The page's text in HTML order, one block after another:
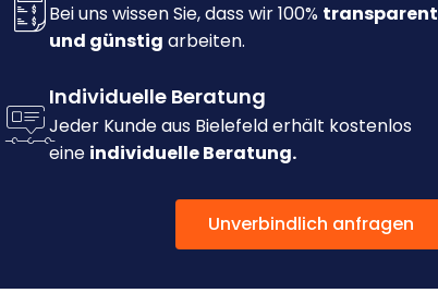
Bei uns wissen Sie, dass wir 100% transparent
und günstig arbeiten.
Individuelle Beratung
Jeder Kunde aus Bielefeld erhält kostenlos
eine individuelle Beratung.
Unverbindlich anfragen